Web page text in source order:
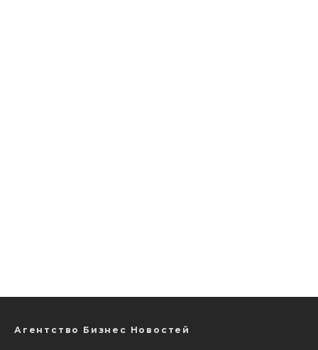
Агентство Бизнес Новостей